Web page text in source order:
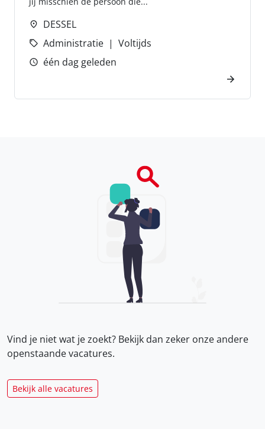
DESSEL
Administratie
Voltijds
één dag geleden
Vind je niet wat je zoekt? Bekijk dan zeker onzeandere
openstaande vacatures.
Bekijk alle vacatures